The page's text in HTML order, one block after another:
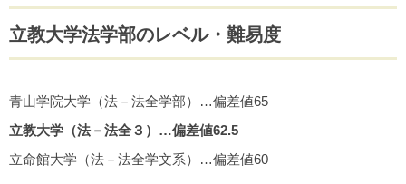
立教大学法学部のレベル・難易度
青山学院大学（法－法全学部）…偏差値65
立教大学（法－法全３）…偏差値62.5
立命館大学（法－法全学文系）…偏差値60